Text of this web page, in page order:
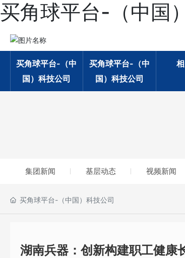
买角球平台-（中国
买角球平台-（中
国）科技公司
买角球平台-（中
国）科技公司
集团新闻 基层动态 视频新闻
买角球平台-（中国）科技公司
湖南兵器：创新构建职工健康